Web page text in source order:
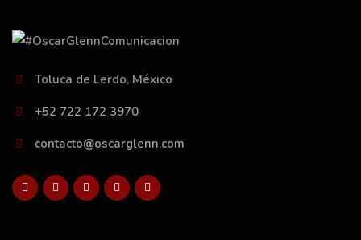
Toluca de Lerdo, México
+52 722 172 3970
contacto@oscarglenn.com